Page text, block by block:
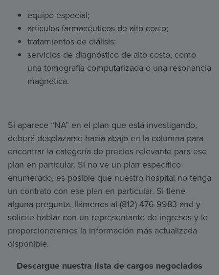
equipo especial;
artículos farmacéuticos de alto costo;
tratamientos de diálisis;
servicios de diagnóstico de alto costo, como
una tomografía computarizada o una resonancia
magnética.
Si aparece “NA” en el plan que está investigando,
deberá desplazarse hacia abajo en la columna para
encontrar la categoría de precios relevante para ese
plan en particular. Si no ve un plan específico
enumerado, es posible que nuestro hospital no tenga
un contrato con ese plan en particular. Si tiene
alguna pregunta, llámenos al (812) 476-9983 and y
solicite hablar con un representante de ingresos y le
proporcionaremos la información más actualizada
disponible.
Descargue nuestra lista de cargos negociados